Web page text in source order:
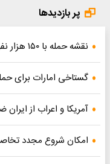
پر بازدیدها
نقشه حمله با ۱۵۰ هزار نفر برای فتح تهران
گستاخی امارات برای
آمریکا و اعراب از
امکان شروع مجدد